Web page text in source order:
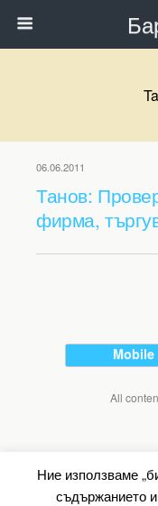
06.06.2011
Танов:
фирма,
Mobile
All
Ние използваме
съдържанието